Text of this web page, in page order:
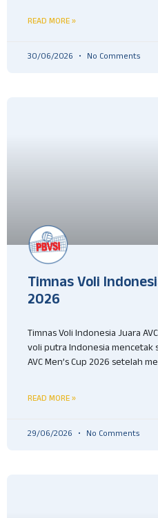
READ MORE »
30/06/2026 No Comments
Timnas Voli
2026
Timnas Voli Indonesia Juara
voli putra Indonesia mencetak
AVC Men’s Cup 2026 setelah
READ MORE »
29/06/2026 No Comments